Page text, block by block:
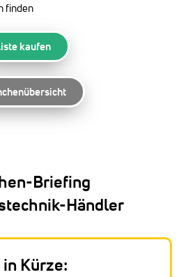
finden
kaufen
Briefing
Händler
Kürze: